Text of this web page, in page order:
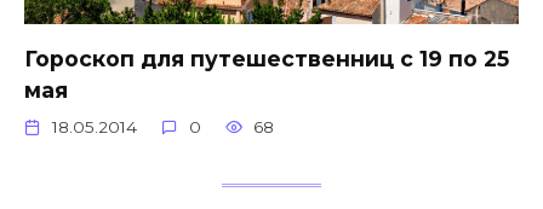
Гороскоп для путешественниц с 19 по 25
мая
18.05.2014 0 68